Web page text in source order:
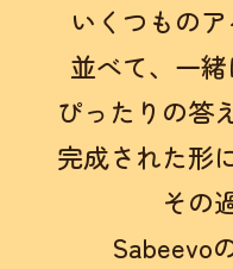
いくつもの
並べて、 一緒
ぴったりの答
完成された形
その
Sabeevo